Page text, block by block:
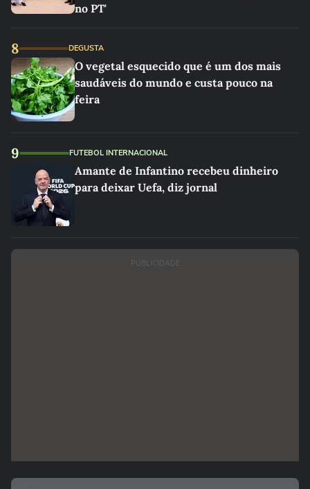
no PT'
8 DEGUSTA
O vegetal esquecido que é um dos mais
saudáveis do mundo e custa pouco na
feira
9 FUTEBOL INTERNACIONAL
Amante de Infantino recebeu dinheiro
para deixar Uefa, diz jornal
PUBLICIDADE